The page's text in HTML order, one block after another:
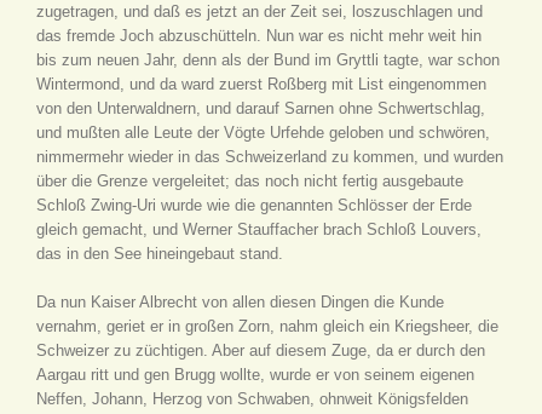
zugetragen, und daß es jetzt an der Zeit sei, loszuschlagen und
das fremde Joch abzuschütteln. Nun war es nicht mehr weit hin
bis zum neuen Jahr, denn als der Bund im Gryttli tagte, war schon
Wintermond, und da ward zuerst Roßberg mit List eingenommen
von den Unterwaldnern, und darauf Sarnen ohne Schwertschlag,
und mußten alle Leute der Vögte Urfehde geloben und schwören,
nimmermehr wieder in das Schweizerland zu kommen, und wurden
über die Grenze vergeleitet; das noch nicht fertig ausgebaute
Schloß Zwing-Uri wurde wie die genannten Schlösser der Erde
gleich gemacht, und Werner Stauffacher brach Schloß Louvers,
das in den See hineingebaut stand.
Da nun Kaiser Albrecht von allen diesen Dingen die Kunde
vernahm, geriet er in großen Zorn, nahm gleich ein Kriegsheer, die
Schweizer zu züchtigen. Aber auf diesem Zuge, da er durch den
Aargau ritt und gen Brugg wollte, wurde er von seinem eigenen
Neffen, Johann, Herzog von Schwaben, ohnweit Königsfelden